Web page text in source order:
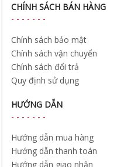
CHÍNH SÁCH BÁN HÀNG
Chính sách bảo mật
Chính sách vận chuyển
Chính sách đổi trả
Quy định sử dụng
HƯỚNG DẪN
Hướng dẫn mua hàng
Hướng dẫn thanh toán
Hướng dẫn giao nhận